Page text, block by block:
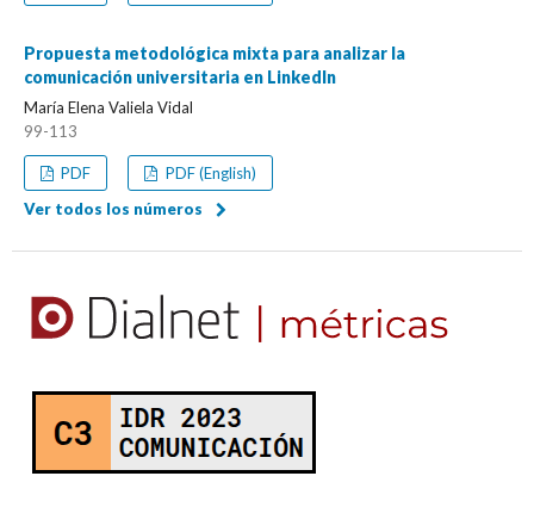
Propuesta metodológica mixta para analizar la
comunicación universitaria en LinkedIn
María Elena Valiela Vidal
99-113
PDF
PDF (English)
Ver todos los números